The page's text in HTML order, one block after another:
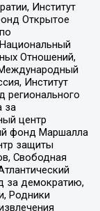
Институт
Открытое
Отношений,
Международный
Институт
регионального
за
центр
фонд Маршалла
защиты
Свободная
за демократию,
Родники